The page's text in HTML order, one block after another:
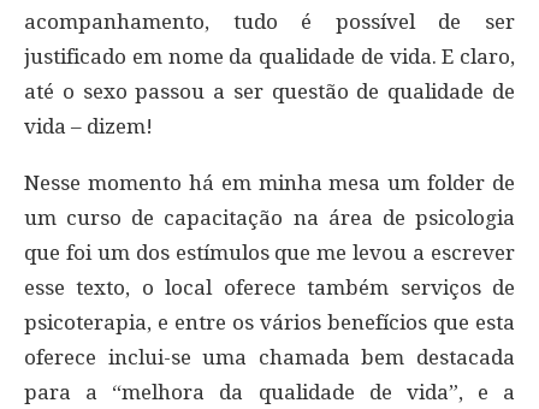
acompanhamento, tudo é possível de ser
justificado em nome da qualidade de vida. E claro,
até o sexo passou a ser questão de qualidade de
vida – dizem!
Nesse momento há em minha mesa um folder de
um curso de capacitação na área de psicologia
que foi um dos estímulos que me levou a escrever
esse texto, o local oferece também serviços de
psicoterapia, e entre os vários benefícios que esta
oferece inclui-se uma chamada bem destacada
para a “melhora da qualidade de vida”, e a